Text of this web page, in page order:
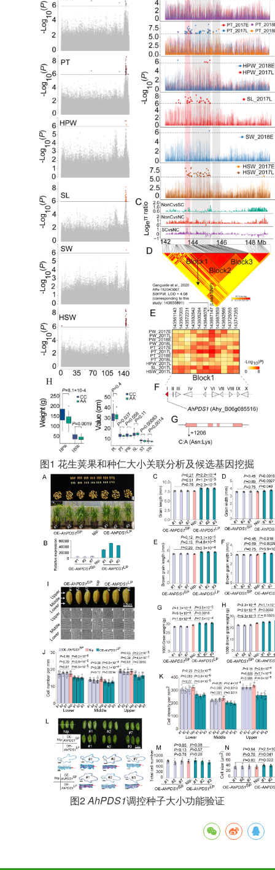
图1 花生荚果和种仁大小关联分析及候选基因挖掘
图2AhPDS1调控种子大小功能验证